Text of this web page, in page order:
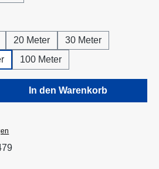
20 Meter
30 Meter
100 Meter
Gib den gewünschten
In den Warenkorb